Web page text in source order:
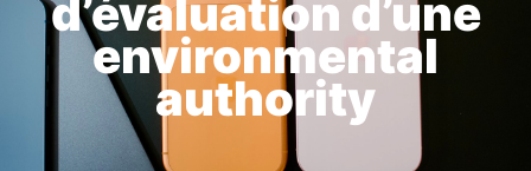
d’évaluation d’une
environmental
authority